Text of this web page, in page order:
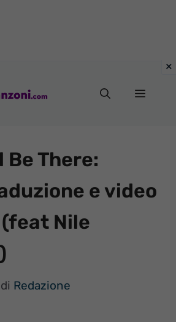
Menu
Be There:
e video
Nile
di Redazione